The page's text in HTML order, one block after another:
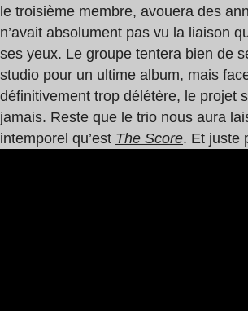
le troisième membre, avouera des
n’avait absolument pas vu la liaison
ses yeux. Le groupe tentera bien de
studio pour un ultime album, mais
définitivement trop délétère, le projet
jamais. Reste que le trio nous aura
intemporel qu’est The Score. Et juste